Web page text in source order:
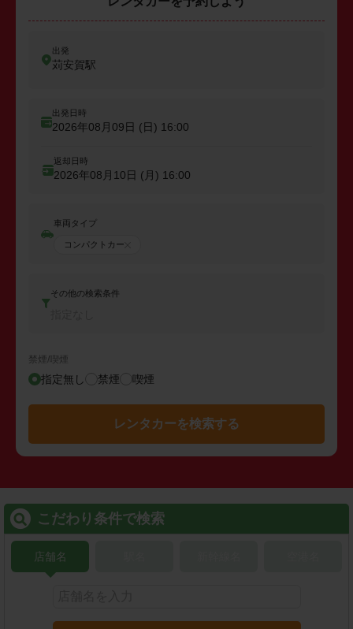
出発
苅安賀駅
出発日時
2026年08月09日 (日) 16:00
返却日時
2026年08月10日 (月) 16:00
車両タイプ
コンパクトカー
その他の検索条件
禁煙/喫煙
指定無し 禁煙 喫煙
レンタカーを検索する
こだわり条件で検索
店舗名